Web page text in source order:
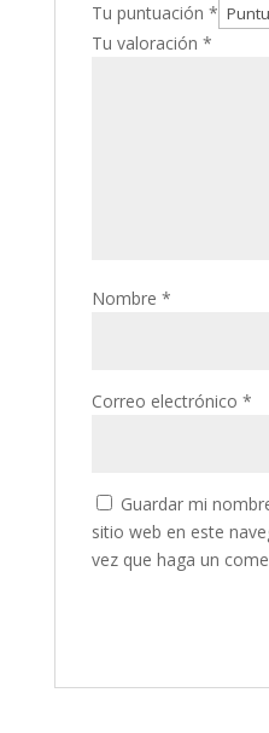
Tu puntuación *
Tu valoración *
Nombre *
Correo electrónico *
Guardar mi
sitio web en este
vez que haga un